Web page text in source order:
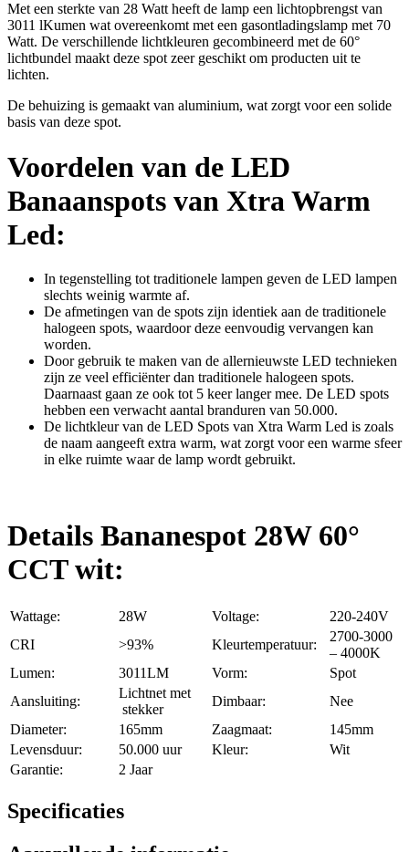
Met een sterkte van 28 Watt heeft de lamp een lichtopbrengst van
3011 lKumen wat overeenkomt met een gasontladingslamp met 70
Watt. De verschillende lichtkleuren gecombineerd met de 60°
lichtbundel maakt deze spot zeer geschikt om producten uit te
lichten.
De behuizing is gemaakt van aluminium, wat zorgt voor een solide
basis van deze spot.
Voordelen van de LED
Banaanspots van Xtra Warm
Led:
In tegenstelling tot traditionele lampen geven de LED lampen
slechts weinig warmte af.
De afmetingen van de spots zijn identiek aan de traditionele
halogeen spots, waardoor deze eenvoudig vervangen kan
worden.
Door gebruik te maken van de allernieuwste LED technieken
zijn ze veel efficiënter dan traditionele halogeen spots.
Daarnaast gaan ze ook tot 5 keer langer mee. De LED spots
hebben een verwacht aantal branduren van 50.000.
De lichtkleur van de LED Spots van Xtra Warm Led is zoals
de naam aangeeft extra warm, wat zorgt voor een warme sfeer
in elke ruimte waar de lamp wordt gebruikt.
Details Bananespot 28W 60°
CCT wit:
Wattage: 28W Voltage:
220-240V
CRI
>93% Kleurtemperatuur:
2700-3000
– 4000K
Lumen:
3011LM Vorm:
Spot
Aansluiting:
Lichtnet met
stekker
Dimbaar:
Nee
Diameter:
165mm Zaagmaat:
145mm
Levensduur:
50.000 uur Kleur:
Wit
Garantie:
2 Jaar
Specificaties